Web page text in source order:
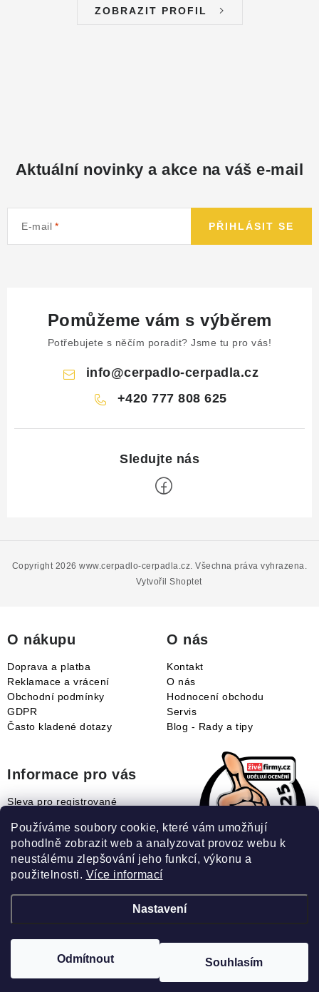
Používáme soubory cookie, které vám umožňují
pohodlně zobrazit web a analyzovat provoz webu k
neustálému zlepšování jeho funkcí, výkonu a
použitelnosti. Více informací
Nastavení
Odmítnout Souhlasím
ZOBRAZIT PROFIL
Aktuální novinky a akce na váš e-mail
E-mail PŘIHLÁSIT SE
Pomůžeme vám s výběrem
Potřebujete s něčím poradit? Jsme tu pro vás!
info@cerpadlo-cerpadla.cz
+420 777 808 625
Vytvořil Shoptet
Copyright 2026www.cerpadlo-cerpadla.cz. Všechna práva vyhrazena.
O nákupu
Doprava a platba
Reklamace a vrácení
Obchodní podmínky
GDPR
Často kladené dotazy
O nás
Kontakt
O nás
Hodnocení obchodu
Servis
Blog - Rady a tipy
Informace pro vás
Sleva pro registrované
Jak uplatnit slevový kupón?
Jak nakupovat?
Slovník pojmů
Recenze našeho eshopu: